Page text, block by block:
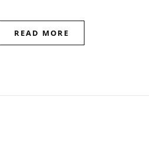
READ MORE